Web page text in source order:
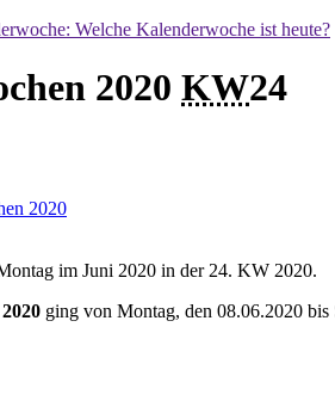
2020 KW24
2020
im Juni 2020 in der 24. KW 2020.
ging von Montag, den 08.06.2020 bis